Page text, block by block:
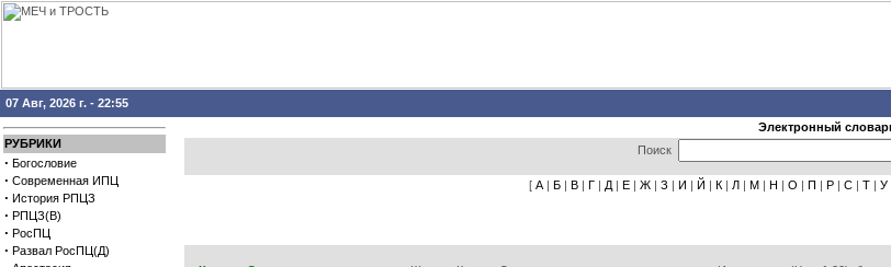
07 Авг, 2026 г. - 22:55
РУБРИКИ
· Богословие
· Современная ИПЦ
· История РПЦЗ
· РПЦЗ(В)
· РосПЦ
· Развал РосПЦ(Д)
Электронный
Поиск
[ А | Б | В | Г | Д | Е | Ж | З | И | Й | К | Л | М | Н | О | П | Р | С | Т | У